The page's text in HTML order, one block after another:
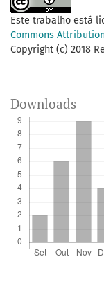
Este trabalho está
Commons
Copyright (c) 2018
Downloads